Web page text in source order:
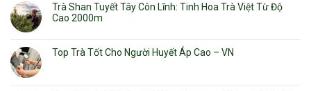
Trà Shan Tuyết Tây Côn Lĩnh: Tinh Hoa Trà Việt Từ Độ
Cao 2000m
Top Trà Tốt Cho Người Huyết Áp Cao – VN